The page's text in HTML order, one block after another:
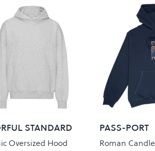
STANDARD
Oversized Hood
PASS-PORT
Roman